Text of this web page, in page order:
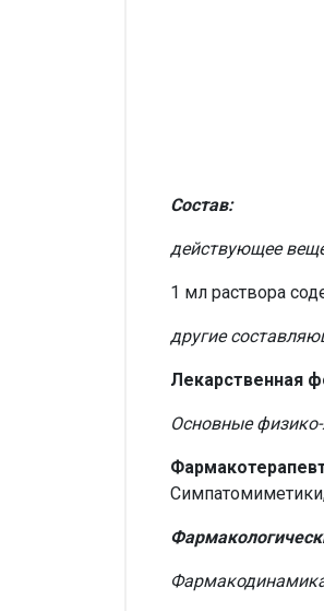
Состав:
действующее
1 мл раствора
другие
Лекарственная
Основные